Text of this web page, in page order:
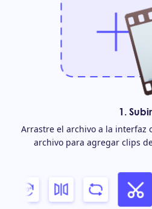
1. Subir
Arrastre el archivo a la interfaz
archivo para agregar clips